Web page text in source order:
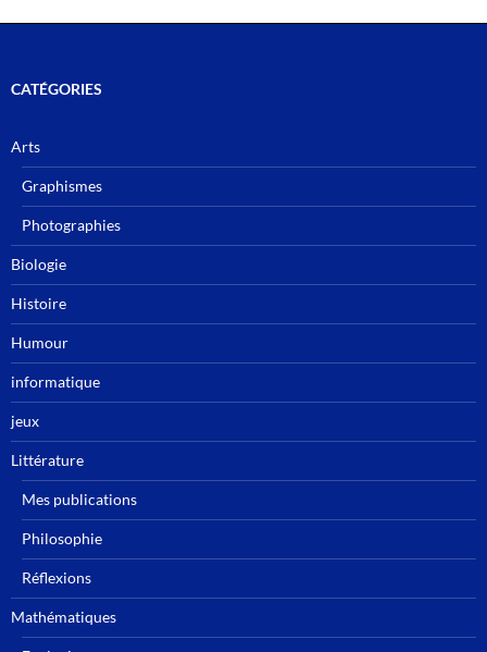
CATÉGORIES
Arts
Graphismes
Photographies
Biologie
Histoire
Humour
informatique
jeux
Littérature
Mes publications
Philosophie
Réflexions
Mathématiques